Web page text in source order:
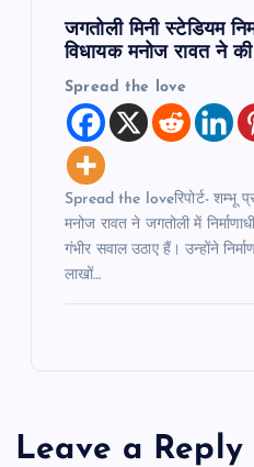
जगतोली मिनी स्टेडियम
विधायक मनोज रावत ने की
Spread the love
Spread the loveरिपोर्ट- शम्भू
मनोज रावत ने जगतोली में
गंभीर सवाल उठाए हैं। उन्होंने
लाखों…
Leave a Reply